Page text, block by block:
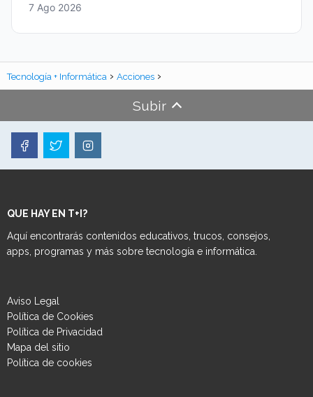
7 Ago 2026
Tecnología + Informática Acciones
Subir
QUE HAY EN T+I?
Aquí encontrarás contenidos educativos, trucos, consejos,
apps, programas y más sobre tecnología e informática.
Aviso Legal
Política de Cookies
Política de Privacidad
Mapa del sitio
Política de cookies